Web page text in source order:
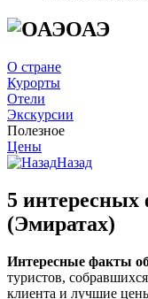
ОАЭ
О стране
Курорты
Отели
Экскурсии
Полезное
Цены
Назад
5
(Эмиратах)
Интересные факты
туристов,
клиента и лучшие